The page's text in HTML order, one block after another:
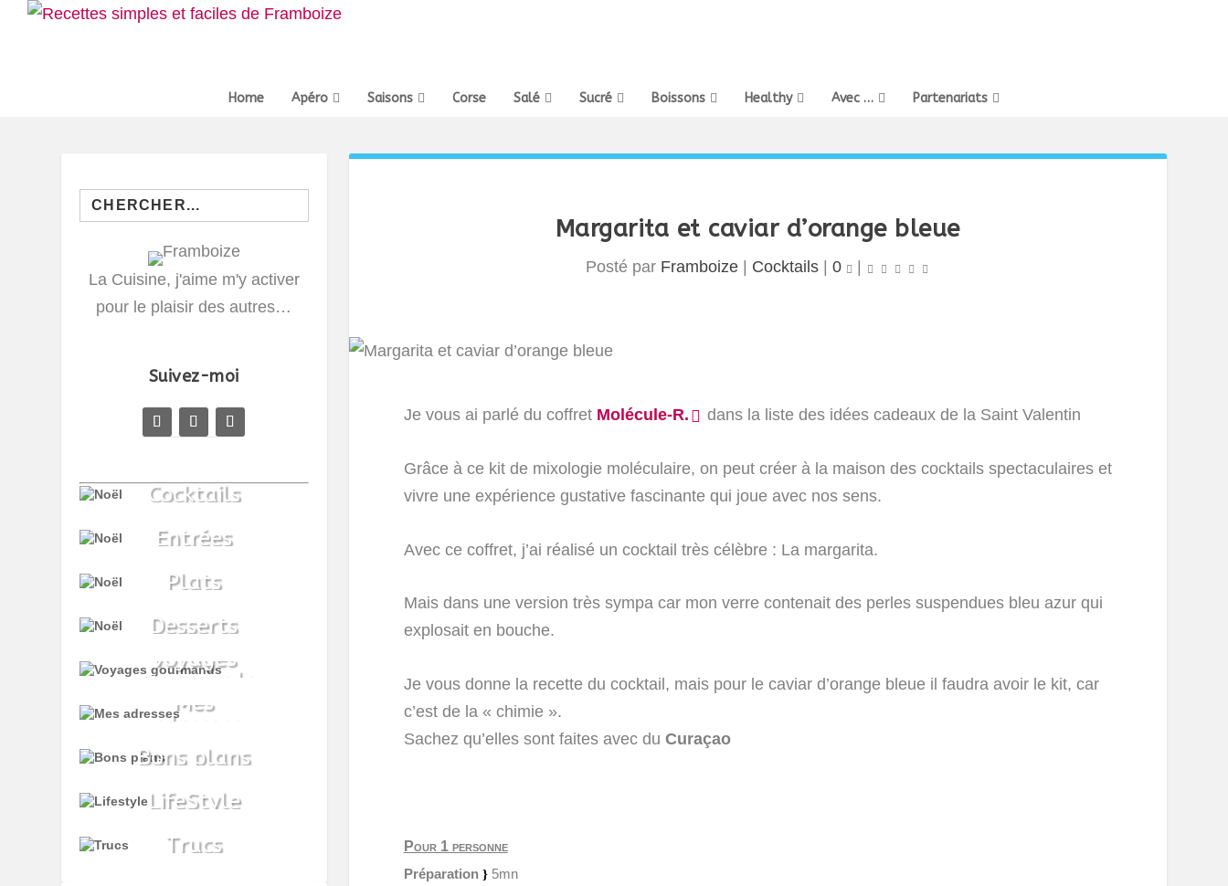
Home Apéro Saisons Corse Salé Sucré Boissons Healthy Avec … Partenariats
Margarita et caviar d’orange bleue
Posté par Framboize| Cocktails| 0
Je vous ai parlé du coffret Molécule-R. dans la liste des idées cadeaux de la Saint Valentin
Grâce à ce kit de mixologie moléculaire, on peut créer à la maison des cocktails spectaculaires et
vivre une expérience gustative fascinante qui joue avec nos sens.
Avec ce coffret, j’ai réalisé un cocktail très célèbre : La margarita.
Mais dans une version très sympa car mon verre contenait des perles suspendues bleu azur qui
explosait en bouche.
Je vous donne la recette du cocktail, mais pour le caviar d’orange bleue il faudra avoir le kit, car
c’est de la « chimie ».
Sachez qu’elles sont faites avec du Curaçao
Pour 1 personne
Préparation
5mn
Search
for:
La Cuisine, j'aime m'y activer
pour le plaisir des autres…
Suivez-moi